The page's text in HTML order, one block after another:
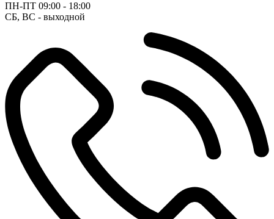
ПН-ПТ 09:00 - 18:00
СБ, ВС - выходной